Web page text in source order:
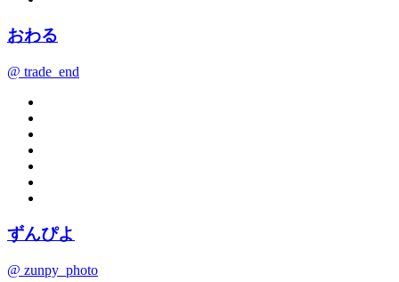
おわる
@ trade_end
ずんぴよ
@ zunpy_photo